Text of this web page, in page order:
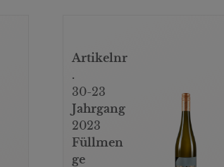
Artikelnr
.
30-23
Jahrgang
2023
Füllmen
ge